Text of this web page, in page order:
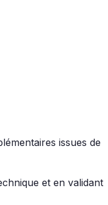
issues de
et en validant